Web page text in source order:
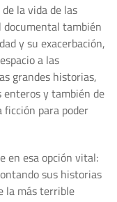
la vida de las
documental también
y su exacerbación,
a las
grandes historias,
enteros y también de
ficción para poder
en esa opción vital:
sus historias
la más terrible